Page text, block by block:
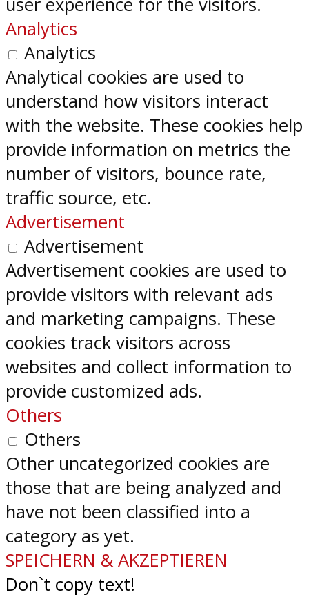
Analytics
Analytics
Analytical cookies are used to
understand how visitors interact
with the website. These cookies help
provide information on metrics the
number of visitors, bounce rate,
traffic source, etc.
Advertisement
Advertisement
Advertisement cookies are used to
provide visitors with relevant ads
and marketing campaigns. These
cookies track visitors across
websites and collect information to
provide customized ads.
Others
Others
Other uncategorized cookies are
those that are being analyzed and
have not been classified into a
category as yet.
SPEICHERN & AKZEPTIEREN
Don`t copy text!